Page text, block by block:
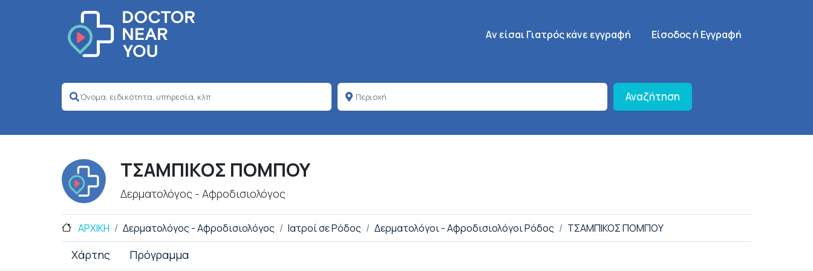
Κεντρική πλοήγηση
Aν είσαι Γιατρός κάνε εγγραφή SignUp Menu
Είσοδος ή Εγγραφή
Αναζήτηση
ΤΣΑΜΠΙΚΟΣ ΠΟΜΠΟΥ
Δερματολόγος - Αφροδισιολόγος
ΑΡΧΙΚΗ Δερματολόγος - Αφροδισιολόγος Ιατροί σε Ρόδος Δερματολόγοι - Αφροδισιολόγοι Ρόδος ΤΣΑΜΠΙΚΟΣ ΠΟΜΠΟΥ
Χάρτης Πρόγραμμα